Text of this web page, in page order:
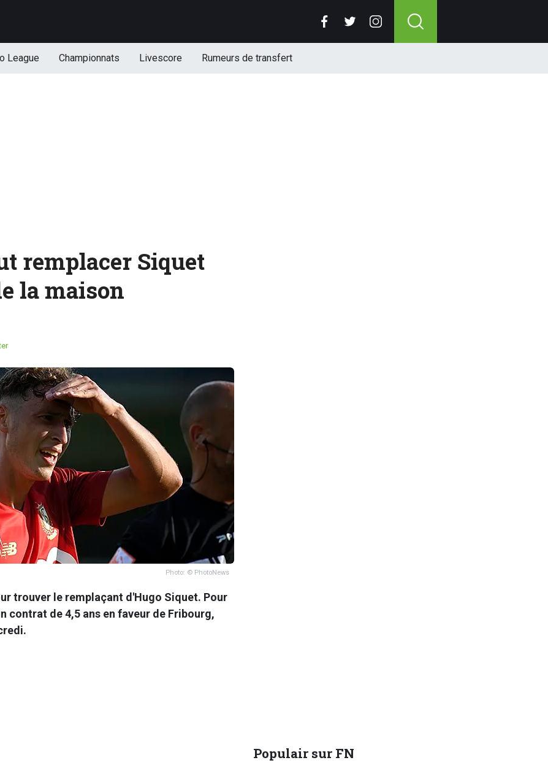
League Championnats Livescore Rumeurs de transfert
remplacer Siquet
la maison
Photo: © PhotoNews
trouver le remplaçant d'Hugo Siquet. Pour
contrat de 4,5 ans en faveur de Fribourg,
Populair sur FN